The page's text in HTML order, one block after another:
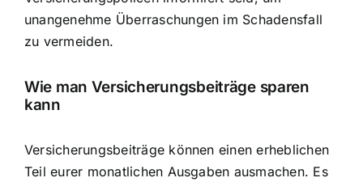
unangenehme Überraschungen im Schadensfall
zu vermeiden.
Wie man Versicherungsbeiträge sparen
kann
Versicherungsbeiträge können einen erheblichen
Teil eurer monatlichen Ausgaben ausmachen. Es